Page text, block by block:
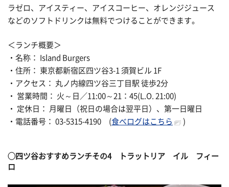
ラゼロ、アイスティー、アイスコーヒー、オレンジジュース
などのソフトドリンクは無料でつけることができます。
＜ランチ概要＞
・名称： Island Burgers
・住所： 東京都新宿区四ツ谷3-1 須賀ビル 1F
・アクセス： 丸ノ内線四ツ谷三丁目駅 徒歩2分
・ 営業時間： 火～日／11:00～21：45(L.O. 21:00)
・ 定休日： 月曜日（祝日の場合は翌平日）、第一日曜日
・電話番号： 03-5315-4190 (食べログはこちら )
◯ 四ツ谷おすすめランチその4
トラットリア イル フィー
ロ